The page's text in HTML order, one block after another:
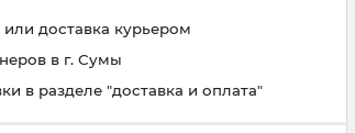
доставка курьером
в г. Сумы
в разделе "доставка и оплата"